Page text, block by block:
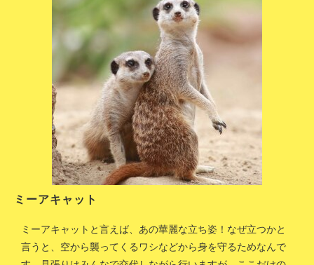
ミーアキャット
ミーアキャットと言えば、あの華麗な立ち姿！なぜ立つかと
言うと、空から襲ってくるワシなどから身を守るためなんで